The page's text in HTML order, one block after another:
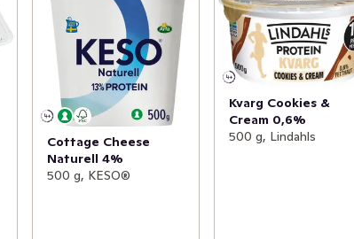
Cottage Cheese
Naturell 4%
500 g, KESO®
Kvarg Cookies &
Cream 0,6%
500 g, Lindahls